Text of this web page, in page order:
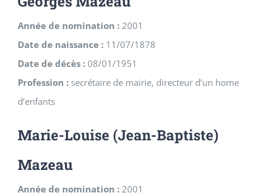
Année de nomination : 2001
Date de naissance : 11/07/1878
Date de décès : 08/01/1951
Profession : secrétaire de mairie, directeur d’un home
d’enfants
Marie-Louise (Jean-Baptiste)
Mazeau
Année de nomination : 2001